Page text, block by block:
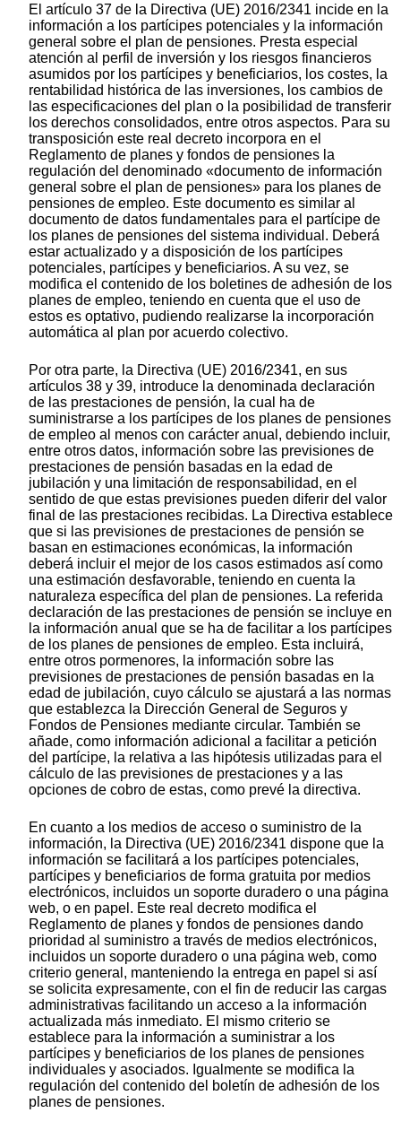
El artículo 37 de la Directiva (UE) 2016/2341 incide en la
información a los partícipes potenciales y la información
general sobre el plan de pensiones. Presta especial
atención al perfil de inversión y los riesgos financieros
asumidos por los partícipes y beneficiarios, los costes, la
rentabilidad histórica de las inversiones, los cambios de
las especificaciones del plan o la posibilidad de transferir
los derechos consolidados, entre otros aspectos. Para su
transposición este real decreto incorpora en el
Reglamento de planes y fondos de pensiones la
regulación del denominado «documento de información
general sobre el plan de pensiones» para los planes de
pensiones de empleo. Este documento es similar al
documento de datos fundamentales para el partícipe de
los planes de pensiones del sistema individual. Deberá
estar actualizado y a disposición de los partícipes
potenciales, partícipes y beneficiarios. A su vez, se
modifica el contenido de los boletines de adhesión de los
planes de empleo, teniendo en cuenta que el uso de
estos es optativo, pudiendo realizarse la incorporación
automática al plan por acuerdo colectivo.
Por otra parte, la Directiva (UE) 2016/2341, en sus
artículos 38 y 39, introduce la denominada declaración
de las prestaciones de pensión, la cual ha de
suministrarse a los partícipes de los planes de pensiones
de empleo al menos con carácter anual, debiendo incluir,
entre otros datos, información sobre las previsiones de
prestaciones de pensión basadas en la edad de
jubilación y una limitación de responsabilidad, en el
sentido de que estas previsiones pueden diferir del valor
final de las prestaciones recibidas. La Directiva establece
que si las previsiones de prestaciones de pensión se
basan en estimaciones económicas, la información
deberá incluir el mejor de los casos estimados así como
una estimación desfavorable, teniendo en cuenta la
naturaleza específica del plan de pensiones. La referida
declaración de las prestaciones de pensión se incluye en
la información anual que se ha de facilitar a los partícipes
de los planes de pensiones de empleo. Esta incluirá,
entre otros pormenores, la información sobre las
previsiones de prestaciones de pensión basadas en la
edad de jubilación, cuyo cálculo se ajustará a las normas
que establezca la Dirección General de Seguros y
Fondos de Pensiones mediante circular. También se
añade, como información adicional a facilitar a petición
del partícipe, la relativa a las hipótesis utilizadas para el
cálculo de las previsiones de prestaciones y a las
opciones de cobro de estas, como prevé la directiva.
En cuanto a los medios de acceso o suministro de la
información, la Directiva (UE) 2016/2341 dispone que la
información se facilitará a los partícipes potenciales,
partícipes y beneficiarios de forma gratuita por medios
electrónicos, incluidos un soporte duradero o una página
web, o en papel. Este real decreto modifica el
Reglamento de planes y fondos de pensiones dando
prioridad al suministro a través de medios electrónicos,
incluidos un soporte duradero o una página web, como
criterio general, manteniendo la entrega en papel si así
se solicita expresamente, con el fin de reducir las cargas
administrativas facilitando un acceso a la información
actualizada más inmediato. El mismo criterio se
establece para la información a suministrar a los
partícipes y beneficiarios de los planes de pensiones
individuales y asociados. Igualmente se modifica la
regulación del contenido del boletín de adhesión de los
planes de pensiones.